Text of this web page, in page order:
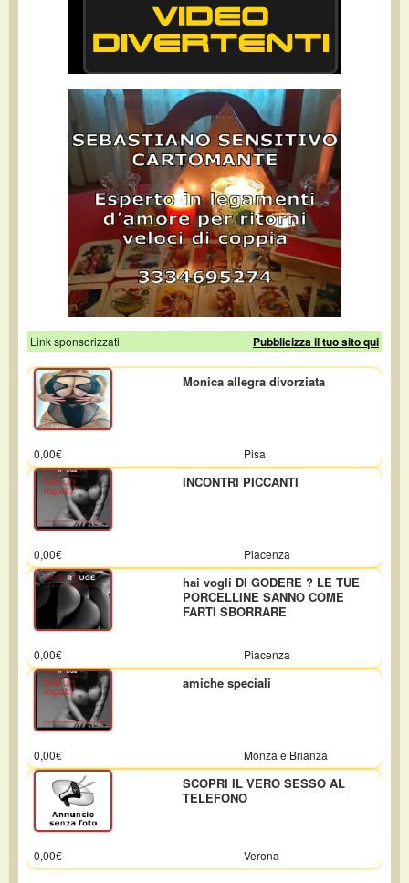
Link sponsorizzati Pubblicizza il tuo sito qui
Monica allegra divorziata
0,00€ Pisa
INCONTRI PICCANTI
0,00€ Piacenza
hai vogli DI GODERE ? LE TUE
PORCELLINE SANNO COME
FARTI SBORRARE
0,00€ Piacenza
amiche speciali
0,00€ Monza e Brianza
SCOPRI IL VERO SESSO AL
TELEFONO
0,00€ Verona